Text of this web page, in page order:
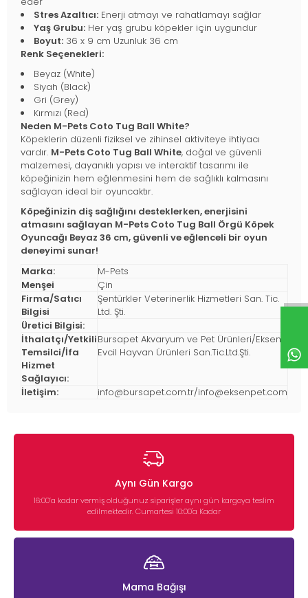
Stres Azaltıcı: Enerji atmayı ve rahatlamayı sağlar
Yaş Grubu: Her yaş grubu köpekler için uygundur
Boyut: 36 x 9 cm Uzunluk 36 cm
Renk Seçenekleri:
Beyaz (White)
Siyah (Black)
Gri (Grey)
Kırmızı (Red)
Neden M-Pets Coto Tug Ball White?
Köpeklerin düzenli fiziksel ve zihinsel aktiviteye ihtiyacı
vardır. M-Pets Coto Tug Ball White, doğal ve güvenli
malzemesi, dayanıklı yapısı ve interaktif tasarımı ile
köpeğinizin hem eğlenmesini hem de sağlıklı kalmasını
sağlayan ideal bir oyuncaktır.
Köpeğinizin diş sağlığını desteklerken, enerjisini
atmasını sağlayan M-Pets Coto Tug Ball Örgü Köpek
Oyuncağı Beyaz 36 cm, güvenli ve eğlenceli bir oyun
deneyimi sunar!
Marka:
M-Pets
Menşei
Çin
Firma/Satıcı
Bilgisi
Şentürkler Veterinerlik Hizmetleri San. Tic.
Ltd. Şti.
Üretici Bilgisi:
İthalatçı/Yetkili
Temsilci/İfa
Hizmet
Sağlayıcı:
Bursapet Akvaryum ve Pet Ürünleri/Eksen
Evcil Hayvan Ürünleri San.Tic.Ltd.Şti.
İletişim: info@bursapet.com.tr/info@eksenpet.com
Aynı Gün Kargo
16:00’a kadar vermiş olduğunuz siparişler aynı gün kargoya teslim
edilmektedir. Cumartesi 10:00'a Kadar
Mama Bağışı